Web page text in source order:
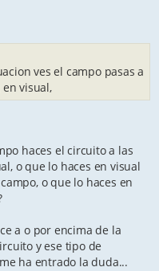
ves el campo pasas a
visual,
haces el circuito a las
o que lo haces en visual
o que lo haces en
a o por encima de la
y ese tipo de
ha entrado la duda...